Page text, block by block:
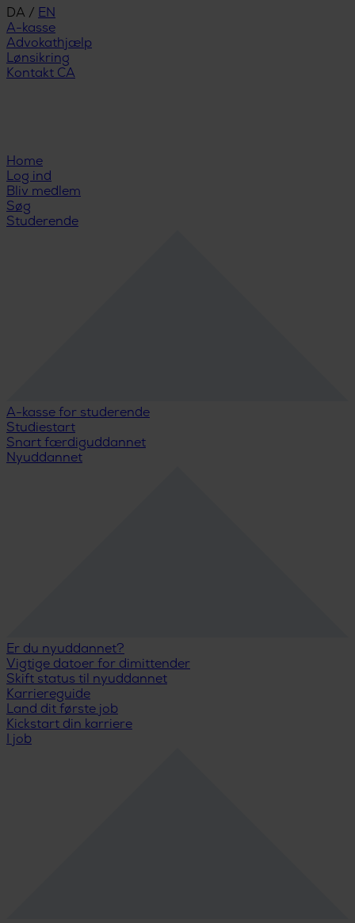
DA / EN
A-kasse
Advokathjælp
Lønsikring
Kontakt CA
Home
Log ind
Bliv medlem
Søg
Studerende
A-kasse for studerende
Studiestart
Snart færdiguddannet
Nyuddannet
Er du nyuddannet?
Vigtige datoer for dimittender
Skift status til nyuddannet
Karriereguide
Land dit første job
Kickstart din karriere
I job